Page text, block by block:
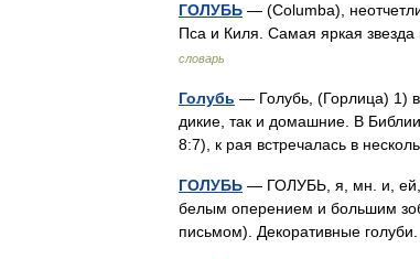
ГОЛУБЬ — (Columba),
Пса и Киля. Самая яркая
словарь
Голубь — Голубь, (Горлица) 1)
дикие, так и домашние. В
8:7), к рая встречалась в
ГОЛУБЬ — ГОЛУБЬ, я, мн. и, ей,
белым оперением и большим
письмом). Декоративные